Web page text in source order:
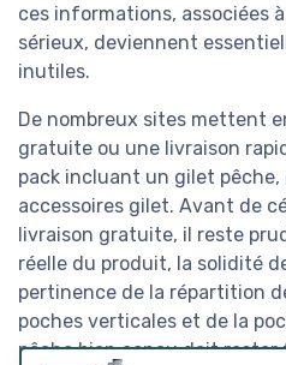
ces informations, associées
sérieux, deviennent
inutiles.
De nombreux sites mettent
gratuite ou une livraison
pack incluant un gilet
accessoires gilet. Avant de
livraison gratuite, il reste
réelle du produit, la solidité
pertinence de la répartition
poches verticales et de la
pêche bien conçu doit